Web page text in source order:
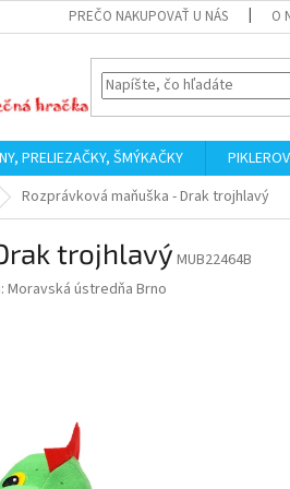
PREČO NAKUPOVAŤ U NÁS O
PRELIEZAČKY, ŠMÝKAČKY
Rozprávková maňuška - Drak trojhlavý
trojhlavý MUB22464B
Moravská ústredňa Brno